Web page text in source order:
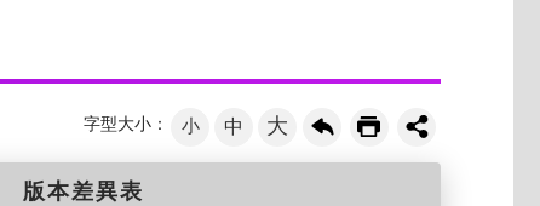
字型大小： 小 中 大
版本差異表